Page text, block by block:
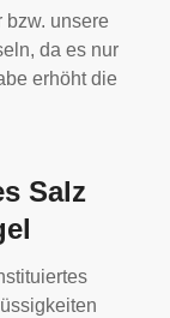
bzw. unsere
da es nur
erhöht die
Salz